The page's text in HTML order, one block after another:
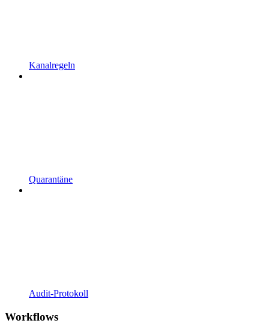
Kanalregeln
Quarantäne
Audit-Protokoll
Workflows